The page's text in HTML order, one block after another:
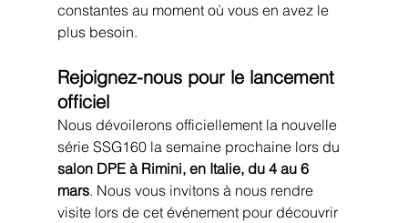
constantes au moment où vous en avez le
plus besoin.
Rejoignez-nous pour le lancement
officiel
Nous dévoilerons officiellement la nouvelle
série SSG160 la semaine prochaine lors du
salon DPE à Rimini, en Italie, du 4 au 6
mars. Nous vous invitons à nous rendre
visite lors de cet événement pour découvrir